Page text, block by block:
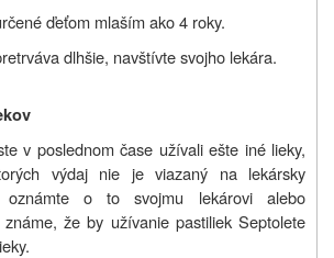
ďeťom mlaším ako 4 roky.
dlhšie, navštívte svojho lekára.
v poslednom čase užívali ešte iné lieky,
výdaj nie je viazaný na lekársky
oznámte o to svojmu lekárovi alebo
že by užívanie pastiliek Septolete